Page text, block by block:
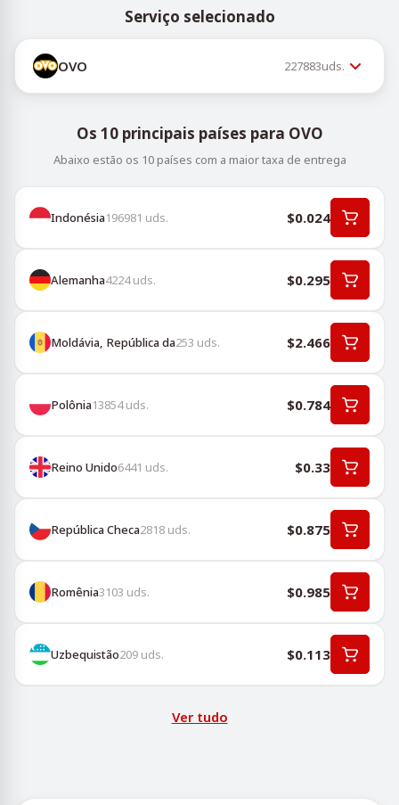
Serviço selecionado
OVO 227883uds.
Os 10 principais países para OVO
Abaixo estão os 10 países com a maior taxa de entrega
Indonésia196981 uds. $0.024
Alemanha4224uds. $0.295
Moldávia, República da253 uds. $2.466
Polônia13854uds. $0.784
Reino Unido6441 uds. $0.33
República Checa2818 uds. $0.875
Romênia3103 uds. $0.985
Uzbequistão209 uds. $0.113
Ver tudo